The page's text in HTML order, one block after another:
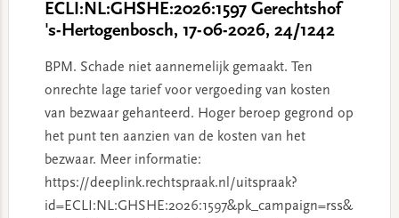
ECLI:NL:GHSHE:2026:1597 Gerechtshof
's-Hertogenbosch, 17-06-2026, 24/1242
BPM. Schade niet aannemelijk gemaakt. Ten
onrechte lage tarief voor vergoeding van kosten
van bezwaar gehanteerd. Hoger beroep gegrond op
het punt ten aanzien van de kosten van het
bezwaar. Meer informatie:
https://deeplink.rechtspraak.nl/uitspraak?
id=ECLI:NL:GHSHE:2026:1597&pk_campaign=rss&